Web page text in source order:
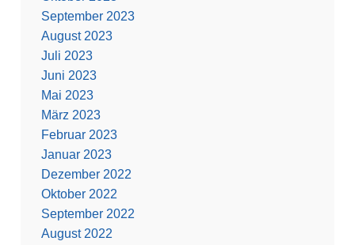
September 2023
August 2023
Juli 2023
Juni 2023
Mai 2023
März 2023
Februar 2023
Januar 2023
Dezember 2022
Oktober 2022
September 2022
August 2022